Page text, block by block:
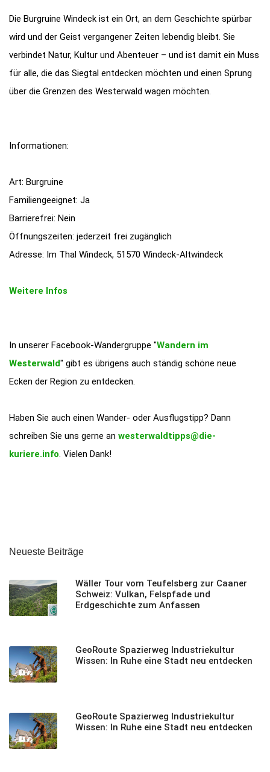
Die Burgruine Windeck ist ein Ort, an dem Geschichte spürbar
wird und der Geist vergangener Zeiten lebendig bleibt. Sie
verbindet Natur, Kultur und Abenteuer – und ist damit ein Muss
für alle, die das Siegtal entdecken möchten und einen Sprung
über die Grenzen des Westerwald wagen möchten.
Informationen:
Art: Burgruine
Familiengeeignet: Ja
Barrierefrei: Nein
Öffnungszeiten: jederzeit frei zugänglich
Adresse: Im Thal Windeck, 51570 Windeck-Altwindeck
Weitere Infos
In unserer Facebook-Wandergruppe "Wandern im
Westerwald" gibt es übrigens auch ständig schöne neue
Ecken der Region zu entdecken.
Haben Sie auch einen Wander- oder Ausflugstipp? Dann
schreiben Sie uns gerne an westerwaldtipps@die-
kuriere.info. Vielen Dank!
Neueste Beiträge
Wäller Tour vom Teufelsberg zur Caaner
Schweiz: Vulkan, Felspfade und
Erdgeschichte zum Anfassen
GeoRoute Spazierweg Industriekultur
Wissen: In Ruhe eine Stadt neu entdecken
GeoRoute Spazierweg Industriekultur
Wissen: In Ruhe eine Stadt neu entdecken